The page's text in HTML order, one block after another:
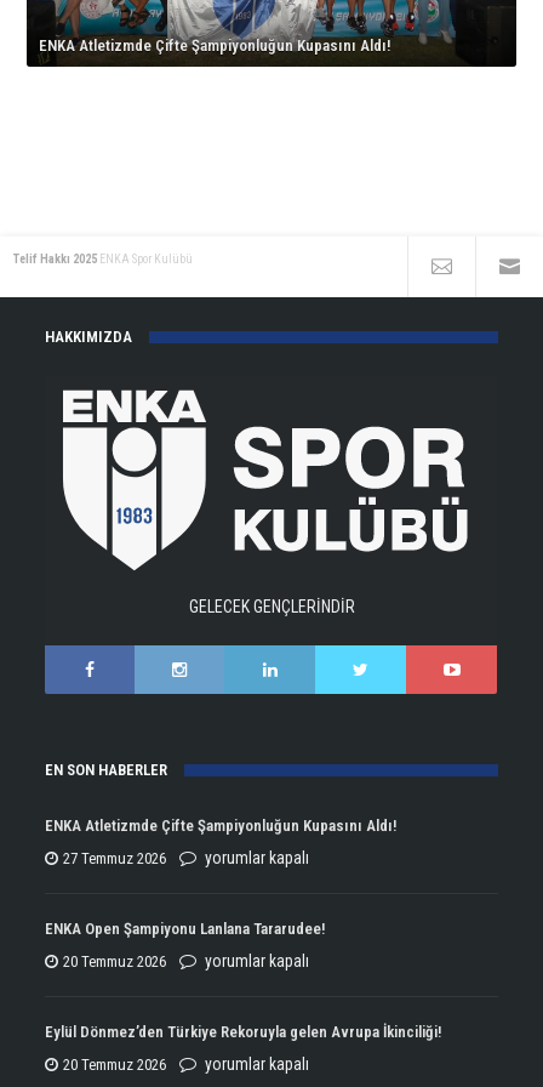
ENKA Atletizmde Çifte Şampiyonluğun Kupasını Aldı!
için
çıkıyor!
Telif Hakkı 2025 ENKA Spor Kulübü
HAKKIMIZDA
GELECEK GENÇLERİNDİR
EN SON HABERLER
ENKA Atletizmde Çifte Şampiyonluğun Kupasını Aldı!
27 Temmuz 2026
ENKA
Çifte
Şampiyonluğun
yorumlar kapalı
ENKA Open Şampiyonu Lanlana Tararudee!
20 Temmuz 2026
ENKA
Şampiyonu
Lanlana
yorumlar kapalı
Eylül Dönmez’den Türkiye Rekoruyla gelen Avrupa İkinciliği!
20 Temmuz 2026
Eylül
yorumlar kapalı